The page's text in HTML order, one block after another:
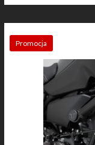
Promocja